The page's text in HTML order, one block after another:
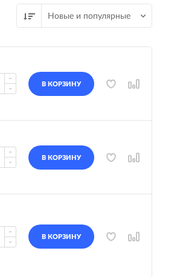
Новые и популярные
В КОРЗИНУ
В КОРЗИНУ
В КОРЗИНУ